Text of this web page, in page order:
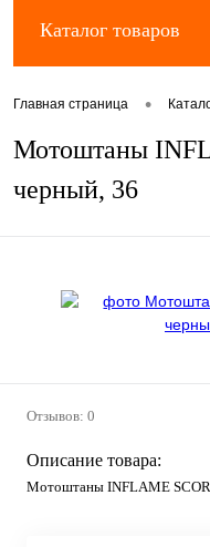
Каталог товаров
Главная страница •
Мотоштаны
черный, 36
Отзывов: 0
Описание товара:
Мотоштаны INFLAME